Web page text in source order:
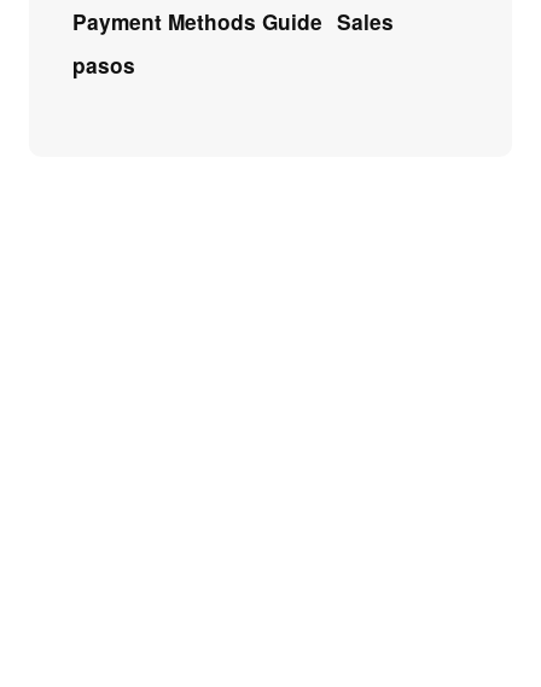
Payment Methods Guide Sales
pasos